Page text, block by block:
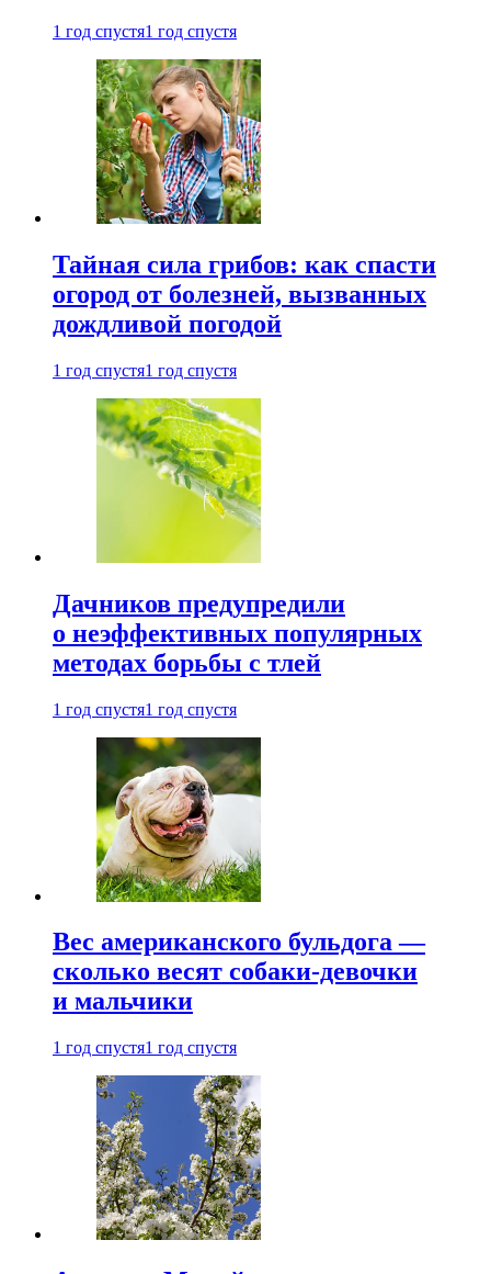
1 год спустя1 год спустя
Тайная сила грибов: как спасти
огород от болезней, вызванных
дождливой погодой
1 год спустя1 год спустя
Дачников предупредили
о неэффективных популярных
методах борьбы с тлей
1 год спустя1 год спустя
Вес американского бульдога —
сколько весят собаки-девочки
и мальчики
1 год спустя1 год спустя